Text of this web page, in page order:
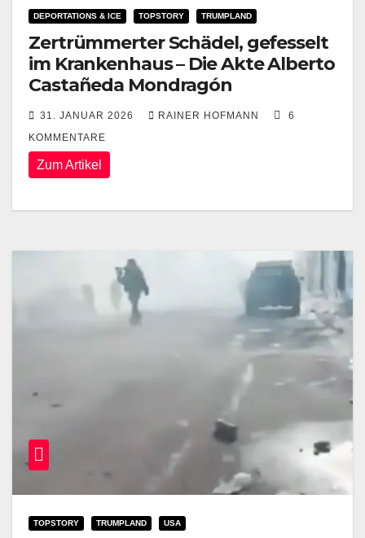
DEPORTATIONS & ICE TOPSTORY TRUMPLAND
Zertrümmerter Schädel, gefesselt
im Krankenhaus – Die Akte Alberto
Castañeda Mondragón
31. JANUAR 2026 RAINER HOFMANN
6
KOMMENTARE
Zum Artikel
TOPSTORY TRUMPLAND USA